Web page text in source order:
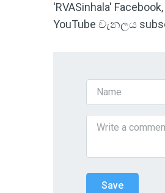
'RVASinhala'
YouTube චැනලය